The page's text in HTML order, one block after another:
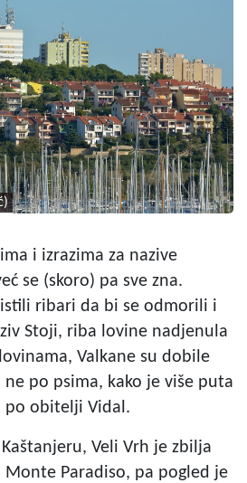
i izrazima za nazive
se (skoro) pa sve zna.
ribari da bi se odmorili i
Stoji, riba lovine nadjenula
Valkane su dobile
po psima, kako je više puta
po obitelji Vidal.
Veli Vrh je zbilja
Monte Paradiso, pa pogled je